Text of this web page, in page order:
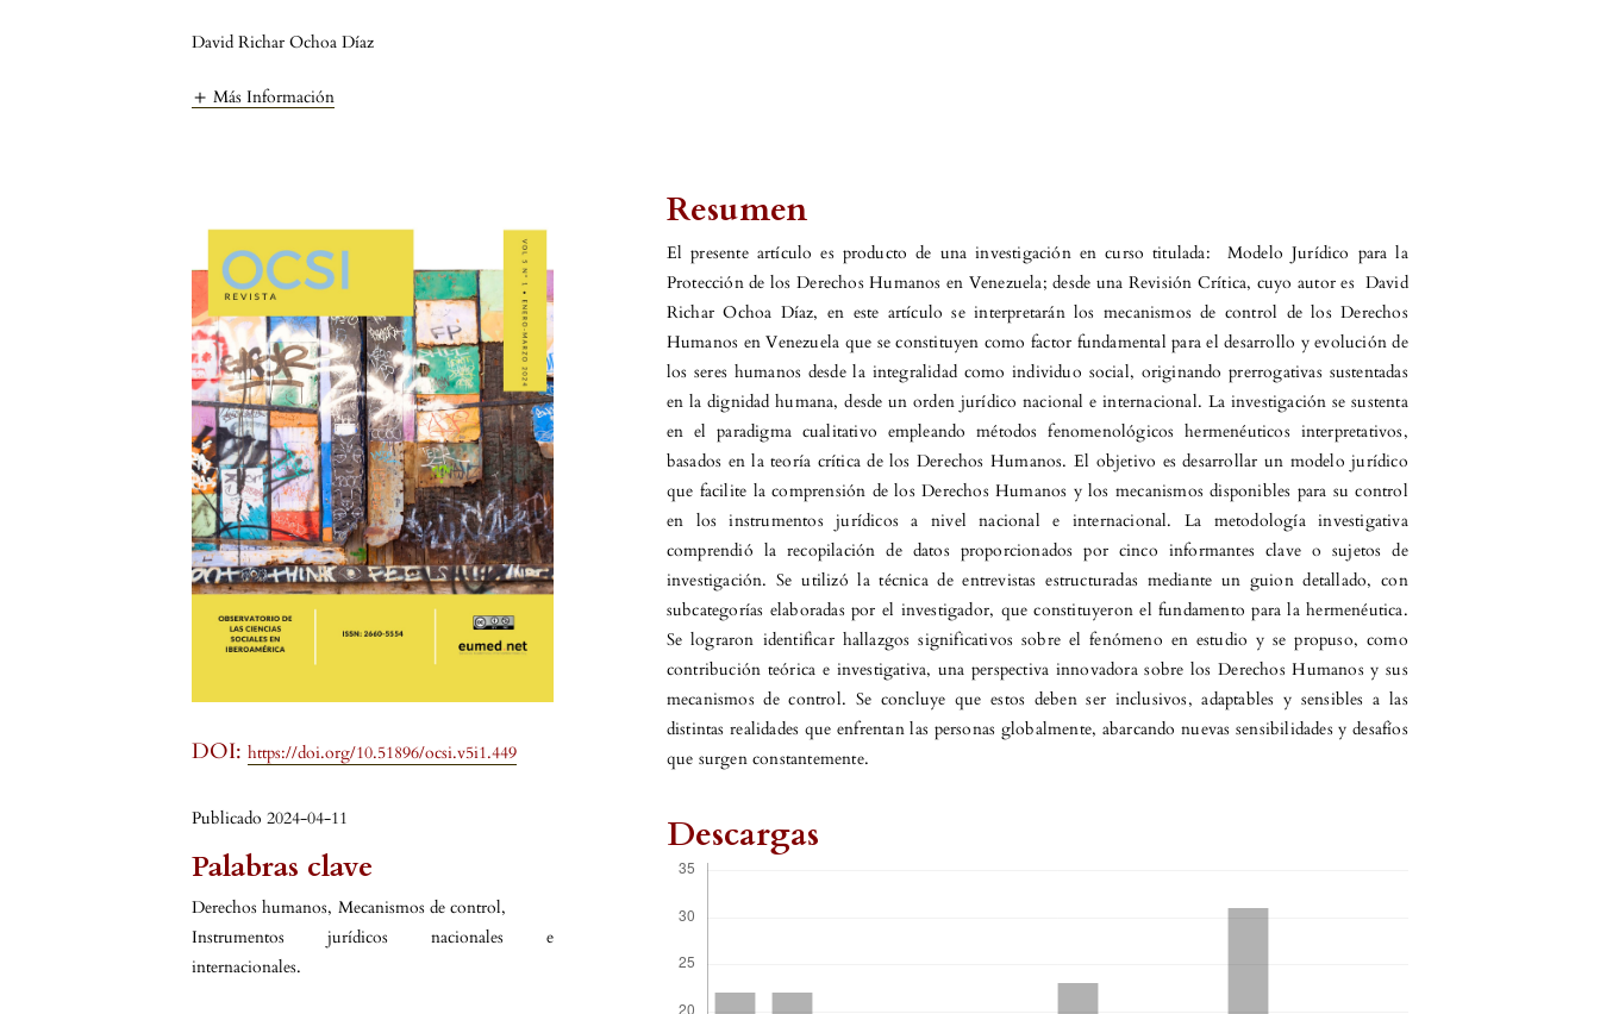
David Richar Ochoa Díaz
Más Información
DOI:https://doi.org/10.51896/ocsi.v5i1.449
Publicado 2024-04-11
Palabras clave
Derechos humanos, Mecanismos de control,
Instrumentos jurídicos nacionales e
internacionales.
Resumen
El presente artículo es producto de una investigación en curso titulada: Modelo Jurídico para la
Protección de los Derechos Humanos en Venezuela; desde una Revisión Crítica, cuyo autor es David
Richar Ochoa Díaz, en este artículo se interpretarán los mecanismos de control de los Derechos
Humanos en Venezuela que se constituyen como factor fundamental para el desarrollo y evolución de
los seres humanos desde la integralidad como individuo social, originando prerrogativas sustentadas
en la dignidad humana, desde un orden jurídico nacional e internacional. La investigación se sustenta
en el paradigma cualitativo empleando métodos fenomenológicos hermenéuticos interpretativos,
basados en la teoría crítica de los Derechos Humanos. El objetivo es desarrollar un modelo jurídico
que facilite la comprensión de los Derechos Humanos y los mecanismos disponibles para su control
en los instrumentos jurídicos a nivel nacional e internacional. La metodología investigativa
comprendió la recopilación de datos proporcionados por cinco informantes clave o sujetos de
investigación. Se utilizó la técnica de entrevistas estructuradas mediante un guion detallado, con
subcategorías elaboradas por el investigador, que constituyeron el fundamento para la hermenéutica.
Se lograron identificar hallazgos significativos sobre el fenómeno en estudio y se propuso, como
contribución teórica e investigativa, una perspectiva innovadora sobre los Derechos Humanos y sus
mecanismos de control. Se concluye que estos deben ser inclusivos, adaptables y sensibles a las
distintas realidades que enfrentan las personas globalmente, abarcando nuevas sensibilidades y desafíos
que surgen constantemente.
Descargas